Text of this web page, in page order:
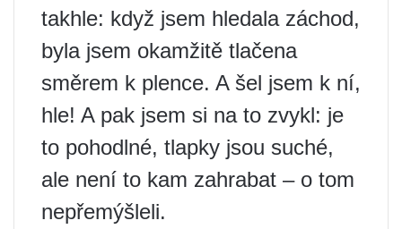
takhle: když jsem hledala záchod,
byla jsem okamžitě tlačena
směrem k plence. A šel jsem k ní,
hle! A pak jsem si na to zvykl: je
to pohodlné, tlapky jsou suché,
ale není to kam zahrabat – o tom
nepřemýšleli.